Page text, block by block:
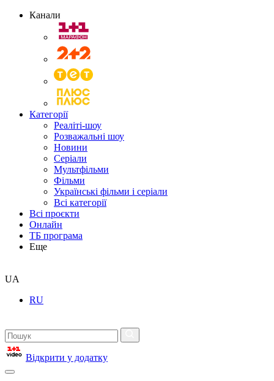
Канали
Категорії
Реаліті-шоу
Розважальні шоу
Новини
Серіали
Мультфільми
Фільми
Українські фільми і серіали
Всі категорії
Всі проєкти
Онлайн
ТБ програма
Еще
UA
RU
Відкрити у додатку